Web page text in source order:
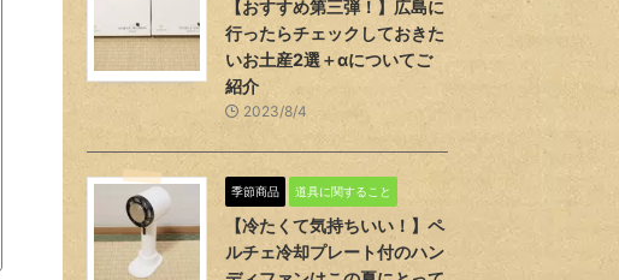
【おすすめ第三弾！】広島に
行ったらチェックしておきた
いお土産2選＋αについてご
紹介
2023/8/4
季節商品 道具に関すること
【冷たくて気持ちいい！】ペ
ルチェ冷却プレート付のハン